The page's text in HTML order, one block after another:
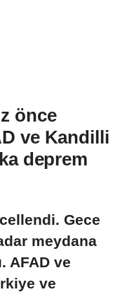
önce
ve Kandilli
deprem
Gece
meydana
AFAD ve
ve